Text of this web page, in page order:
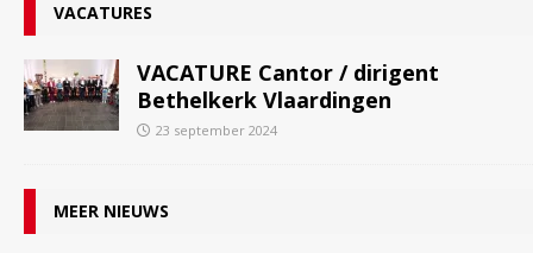
VACATURES
VACATURE Cantor / dirigent
Bethelkerk Vlaardingen
23 september 2024
MEER NIEUWS